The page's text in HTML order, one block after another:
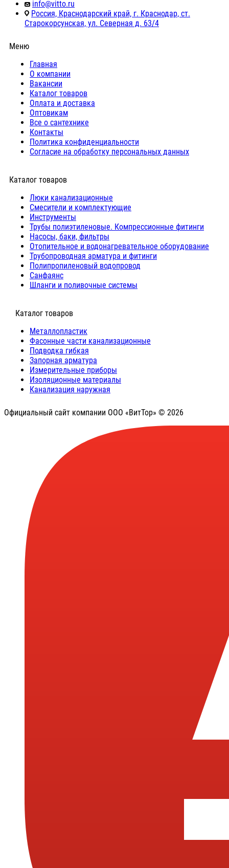
info@vitto.ru
Россия, Краснодарский край, г. Краснодар, ст.
Старокорсунская, ул. Северная д. 63/4
Меню
Главная
О компании
Вакансии
Каталог товаров
Оплата и доставка
Оптовикам
Все о сантехнике
Контакты
Политика конфиденциальности
Согласие на обработку персональных данных
Каталог товаров
Люки канализационные
Cмесители и комплектующие
Инструменты
Трубы полиэтиленовые. Компрессионные фитинги
Насосы, баки, фильтры
Отопительное и водонагревательное оборудование
Трубопроводная арматура и фитинги
Полипропиленовый водопровод
Санфаянс
Шланги и поливочные системы
⠀Каталог товаров
Металлопластик
Фасонные части канализационные
Подводка гибкая
Запорная арматура
Измерительные приборы
Изоляционные материалы
Канализация наружная
Официальный сайт компании ООО «ВитТор» © 2026